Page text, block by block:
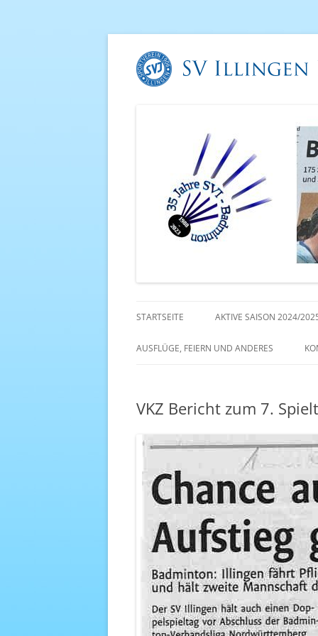
STARTSEITE AKTIVE SAISON 2024/
AKTIVE SAISON 2022/23
AUSFLÜGE, FEIERN UND ANDERES
VKZ Bericht zum 7.